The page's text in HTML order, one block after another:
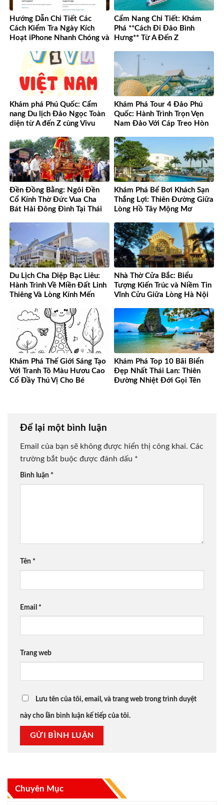
Chuyên Mục
Hướng Dẫn Chi Tiết Các
Cách Kiểm Tra Ngày Kích
Hoạt iPhone Nhanh Chóng và
Cẩm Nang Chi Tiết: Khám
Phá **Cách Đi Đảo Bình
Hưng** Từ A Đến Z
Khám phá Phú Quốc: Cẩm
nang Du lịch Đảo Ngọc Toàn
diện từ A đến Z cùng Vivu
Khám Phá Tour 4 Đảo Phú
Quốc: Hành Trình Trọn Vẹn
Nam Đảo Với Cáp Treo Hòn
Đền Đồng Bằng: Ngôi Đền
Cổ Kính Thờ Đức Vua Cha
Bát Hải Đông Đình Tại Thái
Khám Phá Bể Bơi Khách Sạn
Thắng Lợi: Thiên Đường Giữa
Lòng Hồ Tây Mộng Mơ
Du Lịch Cha Diệp Bạc Liêu:
Hành Trình Về Miền Đất Linh
Thiêng Và Lòng Kính Mến
Nhà Thờ Cửa Bắc: Biểu
Tượng Kiến Trúc và Niềm Tin
Vĩnh Cửu Giữa Lòng Hà Nội
Khám Phá Thế Giới Sáng Tạo
Với Tranh Tô Màu Hươu Cao
Cổ Đầy Thú Vị Cho Bé
Khám Phá Top 10 Bãi Biển
Đẹp Nhất Thái Lan: Thiên
Đường Nhiệt Đới Gọi Tên
Để lại một bình luận
Email của bạn sẽ không được hiển thị công khai. Các
trường bắt buộc được đánh dấu *
Bình luận *
Tên *
Email *
Trang web
Lưu tên của tôi, email, và trang web trong trình duyệt
này cho lần bình luận kế tiếp của tôi.